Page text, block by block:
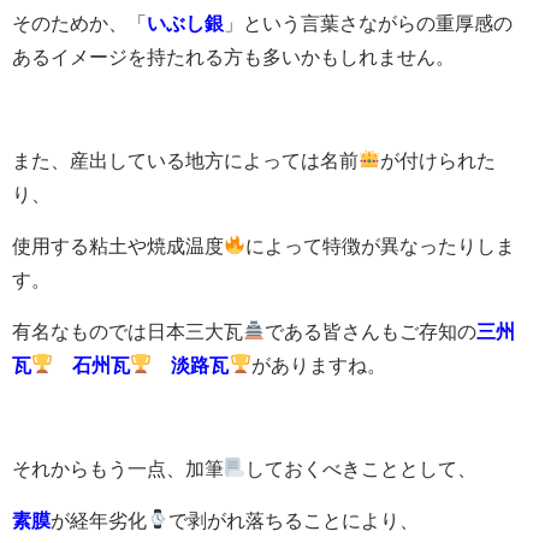
そのためか、「 いぶし銀 」という言葉さながらの重厚感の
あるイメージを持たれる方も多いかもしれません。
また、産出している地方によっては名前
が付けられた
り、
使用する粘土や焼成温度
によって特徴が異なったりしま
す。
有名なものでは日本三大瓦 である皆さんもご存知の三州
瓦
石州瓦 淡路瓦 がありますね。
それからもう一点、加筆 しておくべきこととして、
素膜が経年劣化 で剥がれ落ちることにより、